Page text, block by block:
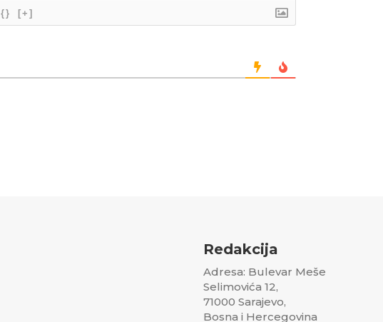
{} [+]
Redakcija
Adresa: Bulevar Meše
Selimovića 12,
71000 Sarajevo,
Bosna i Hercegovina